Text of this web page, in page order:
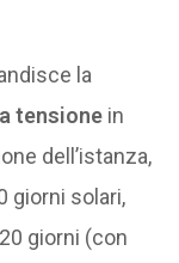
la
tensione in
dell’istanza,
giorni solari,
giorni (con